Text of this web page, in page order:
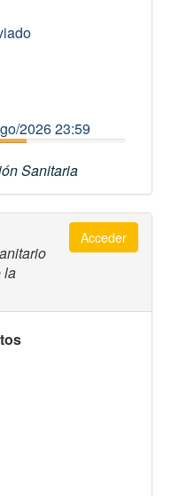
2026 23:59
Sanitaria
la
Acceder